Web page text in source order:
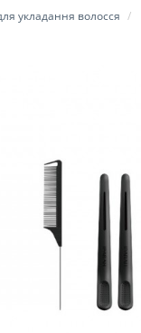
укладання волосся